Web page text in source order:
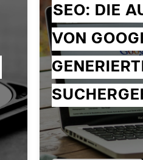
SEO: DIE
VON